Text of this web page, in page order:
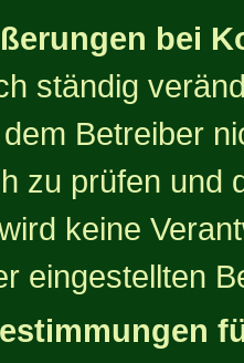
bei
ständig
Betreiber
zu prüfen und
keine
eingestellten